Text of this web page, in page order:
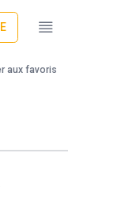
aux favoris